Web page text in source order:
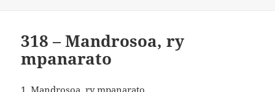
318 – Mandrosoa, ry
mpanarato
1. Mandrosoa, ry mpanarato,